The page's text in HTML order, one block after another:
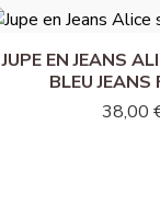
JUPE EN JEANS
BLEU JEANS
38,00